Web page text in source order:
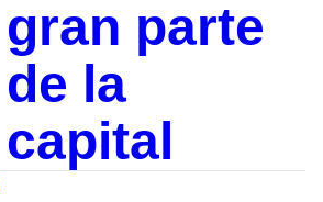
gran parte
de la
capital